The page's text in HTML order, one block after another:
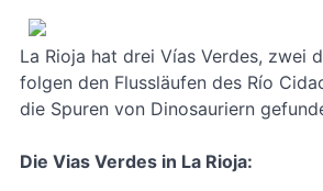
La Rioja hat drei Vías Verdes, zwei
folgen den Flussläufen des Río
die Spuren von Dinosauriern
Die Vias Verdes in La Rioja: